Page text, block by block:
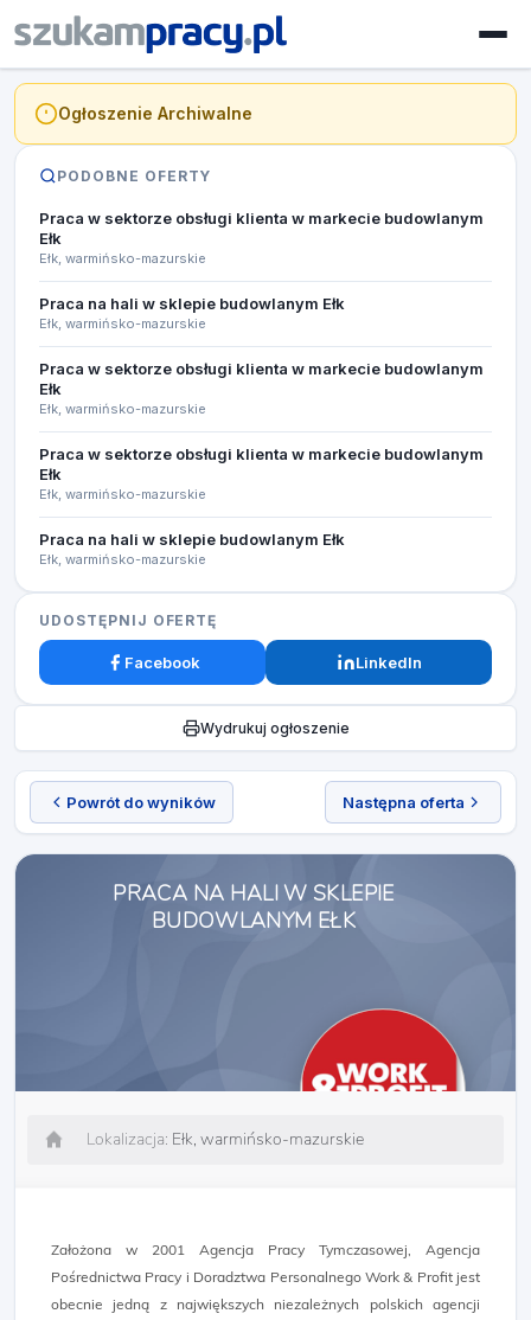
Powrót do wyników Następna oferta
PRACA NA HALI W SKLEPIE
BUDOWLANYM EŁK
Lokalizacja: Ełk, warmińsko-mazurskie
Założona w 2001 Agencja Pracy Tymczasowej, Agencja
Pośrednictwa Pracy i Doradztwa Personalnego Work & Profit jest
obecnie jedną z największych niezależnych polskich agencji
Ogłoszenie Archiwalne
PODOBNE OFERTY
Praca w sektorze obsługi klienta w markecie budowlanym
Ełk
Ełk, warmińsko-mazurskie
Praca na hali w sklepie budowlanym Ełk
Ełk, warmińsko-mazurskie
Praca w sektorze obsługi klienta w markecie budowlanym
Ełk
Ełk, warmińsko-mazurskie
Praca w sektorze obsługi klienta w markecie budowlanym
Ełk
Ełk, warmińsko-mazurskie
Praca na hali w sklepie budowlanym Ełk
Ełk, warmińsko-mazurskie
UDOSTĘPNIJ OFERTĘ
Facebook LinkedIn
Wydrukuj ogłoszenie